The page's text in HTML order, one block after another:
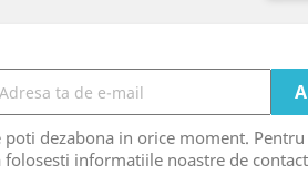
poti dezabona in orice moment.
folosesti informatiile noastre de